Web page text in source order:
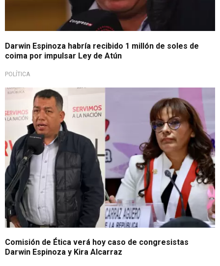
Darwin Espinoza habría recibido 1 millón de soles de
coima por impulsar Ley de Atún
POLÍTICA
Congreso de la República
Comisión de Ética verá hoy caso de congresistas
Darwin Espinoza y Kira Alcarraz